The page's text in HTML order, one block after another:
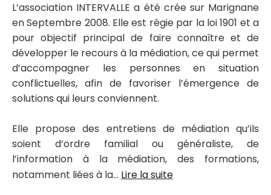
L’association INTERVALLE a été crée sur Marignane
en Septembre 2008. Elle est régie par la loi 1901 et a
pour objectif principal de faire connaître et de
développer le recours à la médiation, ce qui permet
d’accompagner les personnes en situation
conflictuelles, afin de favoriser l’émergence de
solutions qui leurs conviennent.
Elle propose des entretiens de médiation qu’ils
soient d’ordre familial ou généraliste, de
l’information à la médiation, des formations,
notamment liées à la... Lire la suite